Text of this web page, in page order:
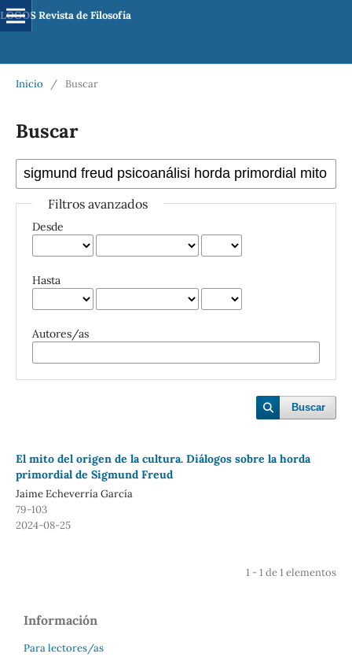
LOGOS Revista de Filosofía
Inicio / Buscar
Buscar
Filtros avanzados
Desde
Hasta
Autores/as
Buscar
El mito del origen de la cultura. Diálogos sobre la horda
primordial de Sigmund Freud
Jaime Echeverría García
79-103
2024-08-25
1 - 1 de 1 elementos
Información
Para lectores/as